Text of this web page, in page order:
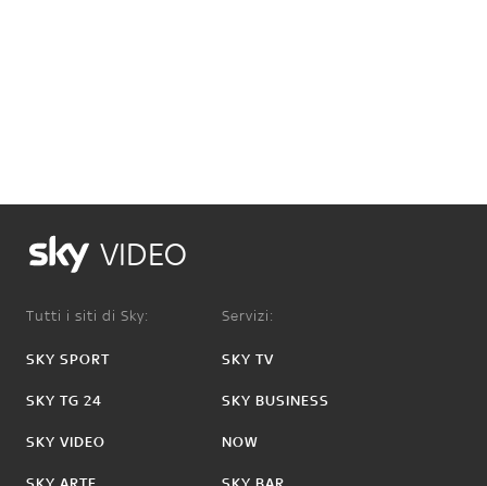
VIDEO
Tutti i siti di Sky:
SKY SPORT
SKY TG 24
SKY VIDEO
Servizi:
SKY TV
SKY BUSINESS
NOW